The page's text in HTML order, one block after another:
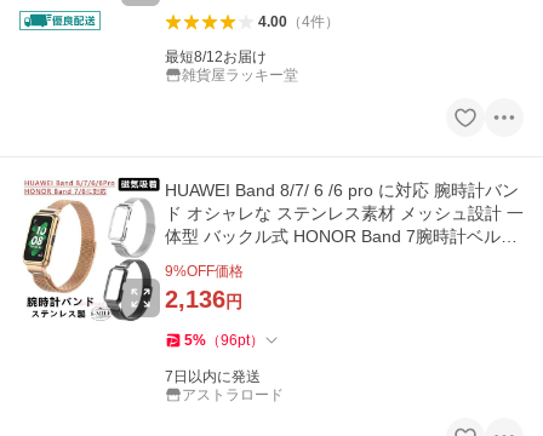
4.00（4件）
最短8/12お届け
雑貨屋ラッキー堂
HUAWEI Band 8/7/ 6 /6 pro に対応 腕時計バン
ド オシャレな ステンレス素材 メッシュ設計 一
体型 バックル式 HONOR Band 7腕時計ベルト
9%OFF価格
2,136円
5% （96pt）
7日以内に発送
アストラロード